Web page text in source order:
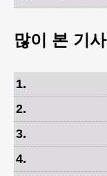
많이 본 기사
1.
2.
3.
4.